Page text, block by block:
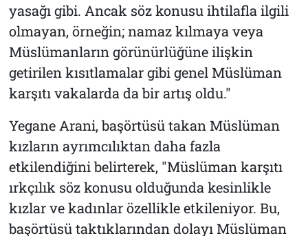
yasağı gibi. Ancak söz konusu ihtilafla ilgili
olmayan, örneğin; namaz kılmaya veya
Müslümanların görünürlüğüne ilişkin
getirilen kısıtlamalar gibi genel Müslüman
karşıtı vakalarda da bir artış oldu."
Yegane Arani, başörtüsü takan Müslüman
kızların ayrımcılıktan daha fazla
etkilendiğini belirterek, "Müslüman karşıtı
ırkçılık söz konusu olduğunda kesinlikle
kızlar ve kadınlar özellikle etkileniyor. Bu,
başörtüsü taktıklarından dolayı Müslüman